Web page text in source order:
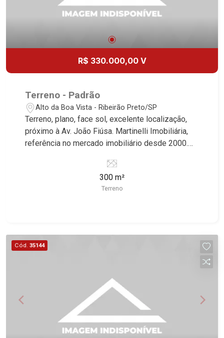
R$ 330.000,00 V
Terreno - Padrão
Alto da Boa Vista - Ribeirão Preto/SP
Terreno, plano, face sol, excelente localização,
próximo à Av. João Fiúsa. Martinelli Imobiliária,
referência no mercado imobiliário desde 2000.
João Fiúsa, 1051 - Alto da Boa Vista
300 m²
Terreno
Cód. 35144